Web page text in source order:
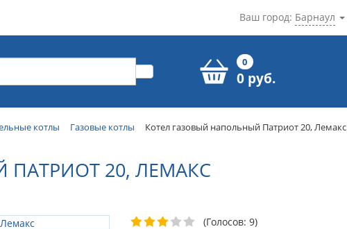
Ваш город: Барнаул
0
0 руб.
котлы Газовые котлы Котел газовый напольный Патриот 20, Лемакс
20, ЛЕМАКС
(Голосов: 9)